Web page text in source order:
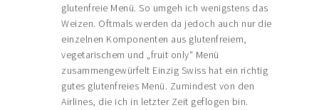
glutenfreie Menü. So umgeh ich wenigstens das
Weizen. Oftmals werden da jedoch auch nur die
einzelnen Komponenten aus glutenfreiem,
vegetarischem und „fruit only“ Menü
zusammengewürfelt Einzig Swiss hat ein richtig
gutes glutenfreies Menü. Zumindest von den
Airlines, die ich in letzter Zeit geflogen bin.